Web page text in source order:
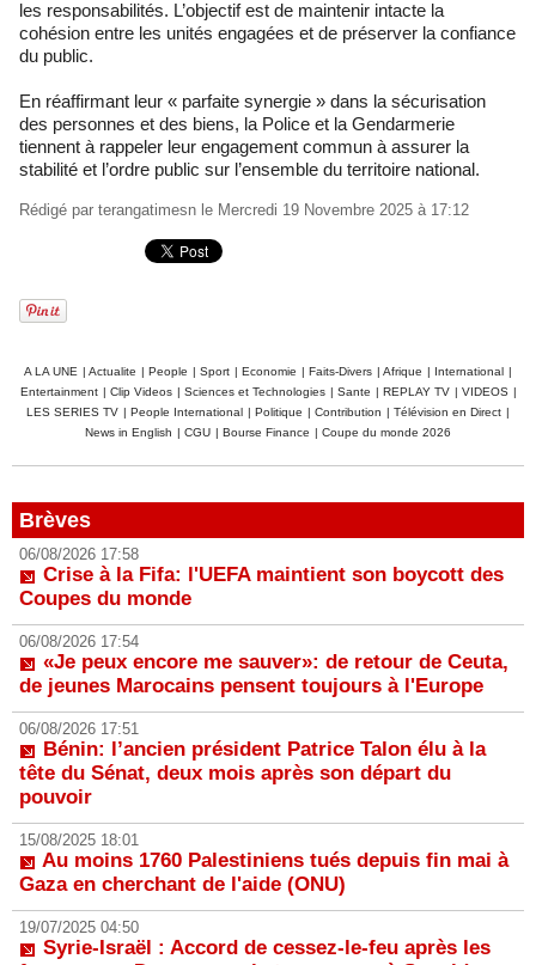
les responsabilités. L’objectif est de maintenir intacte la
cohésion entre les unités engagées et de préserver la confiance
du public.
En réaffirmant leur « parfaite synergie » dans la sécurisation
des personnes et des biens, la Police et la Gendarmerie
tiennent à rappeler leur engagement commun à assurer la
stabilité et l’ordre public sur l’ensemble du territoire national.
Rédigé par terangatimesn le Mercredi 19 Novembre 2025 à 17:12
A LA UNE | Actualite | People | Sport | Economie | Faits-Divers | Afrique | International |
Entertainment | Clip Videos | Sciences et Technologies | Sante | REPLAY TV | VIDEOS |
LES SERIES TV | People International | Politique | Contribution | Télévision en Direct |
News in English | CGU | Bourse Finance | Coupe du monde 2026
Brèves
06/08/2026 17:58
Crise à la Fifa: l'UEFA maintient son boycott des
Coupes du monde
06/08/2026 17:54
«Je peux encore me sauver»: de retour de Ceuta,
de jeunes Marocains pensent toujours à l'Europe
06/08/2026 17:51
Bénin: l’ancien président Patrice Talon élu à la
tête du Sénat, deux mois après son départ du
pouvoir
15/08/2025 18:01
Au moins 1760 Palestiniens tués depuis fin mai à
Gaza en cherchant de l'aide (ONU)
19/07/2025 04:50
Syrie-Israël : Accord de cessez-le-feu après les